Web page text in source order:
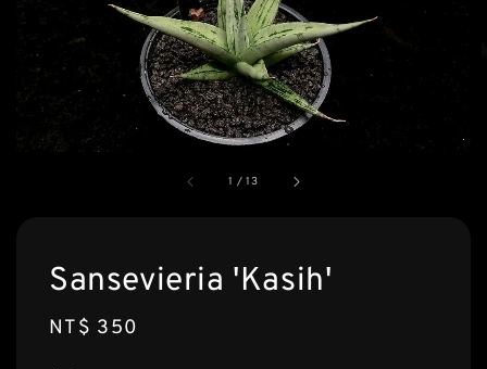
1 /13
Sansevieria 'Kasih'
Regular
NT$ 350